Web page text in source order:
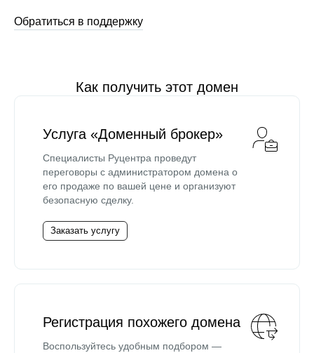
Обратиться в поддержку
Как получить этот домен
Услуга «Доменный брокер»
Специалисты Руцентра проведут
переговоры с администратором домена о
его продаже по вашей цене и организуют
безопасную сделку.
Заказать услугу
Регистрация похожего домена
Воспользуйтесь удобным подбором —